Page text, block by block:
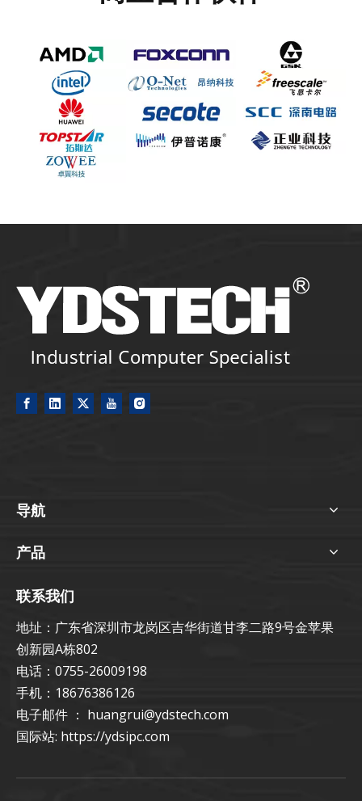
导航
产品
联系我们
地址：广东省深圳市龙岗区吉华街道甘李二路9号金苹果
创新园A栋802
电话：0755-26009198
手机：18676386126
电子邮件 ： huangrui@ydstech.com
国际站: https://ydsipc.com